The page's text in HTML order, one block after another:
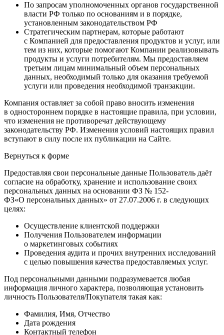
По запросам уполномоченных органов государственной
власти РФ только по основаниям и в порядке,
установленным законодательством РФ
Стратегическим партнерам, которые работают
с Компанией для предоставления продуктов и услуг, или
тем из них, которые помогают Компании реализовывать
продукты и услуги потребителям. Мы предоставляем
третьим лицам минимальный объем персональных
данных, необходимый только для оказания требуемой
услуги или проведения необходимой транзакции.
Компания оставляет за собой право вносить изменения
в одностороннем порядке в настоящие правила, при условии,
что изменения не противоречат действующему
законодательству РФ. Изменения условий настоящих правил
вступают в силу после их публикации на Сайте.
Вернуться к форме
Предоставляя свои персональные данные Пользователь даёт
согласие на обработку, хранение и использование своих
персональных данных на основании ФЗ № 152-
ФЗ«О персональных данных» от 27.07.2006 г. в следующих
целях:
Осуществление клиентской поддержки
Получения Пользователем информации
о маркетинговых событиях
Проведения аудита и прочих внутренних исследований
с целью повышения качества предоставляемых услуг.
Под персональными данными подразумевается любая
информация личного характера, позволяющая установить
личность Пользователя/Покупателя такая как:
Фамилия, Имя, Отчество
Дата рождения
Контактный телефон